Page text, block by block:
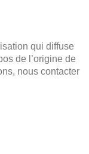
qui diffuse
de l’origine de
nous contacter